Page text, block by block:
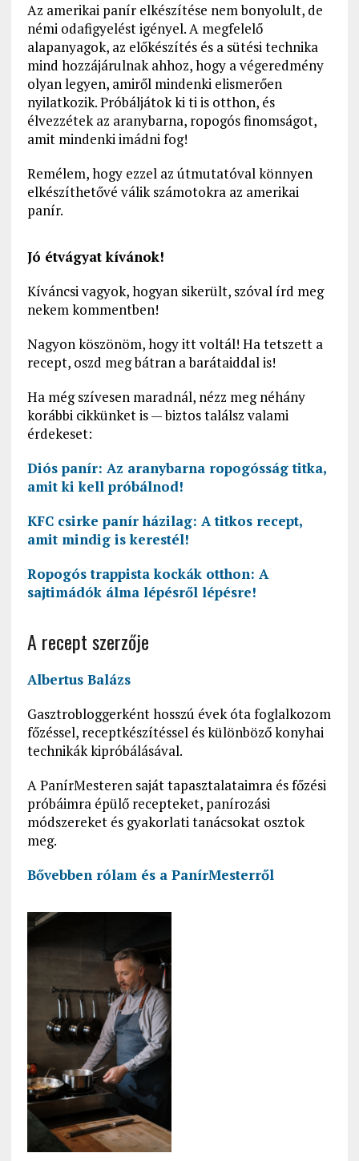
Az amerikai panír elkészítése nem bonyolult, de
némi odafigyelést igényel. A megfelelő
alapanyagok, az előkészítés és a sütési technika
mind hozzájárulnak ahhoz, hogy a végeredmény
olyan legyen, amiről mindenki elismerően
nyilatkozik. Próbáljátok ki ti is otthon, és
élvezzétek az aranybarna, ropogós finomságot,
amit mindenki imádni fog!
Remélem, hogy ezzel az útmutatóval könnyen
elkészíthetővé válik számotokra az amerikai
panír.
Jó étvágyat kívánok!
Kíváncsi vagyok, hogyan sikerült, szóval írd meg
nekem kommentben!
Nagyon köszönöm, hogy itt voltál! Ha tetszett a
recept, oszd meg bátran a barátaiddal is!
Ha még szívesen maradnál, nézz meg néhány
korábbi cikkünket is — biztos találsz valami
érdekeset:
Diós panír: Az aranybarna ropogósság titka,
amit ki kell próbálnod!
KFC csirke panír házilag: A titkos recept,
amit mindig is kerestél!
Ropogós trappista kockák otthon: A
sajtimádók álma lépésről lépésre!
A recept szerzője
Albertus Balázs
Gasztrobloggerként hosszú évek óta foglalkozom
főzéssel, receptkészítéssel és különböző konyhai
technikák kipróbálásával.
A PanírMesteren saját tapasztalataimra és főzési
próbáimra épülő recepteket, panírozási
módszereket és gyakorlati tanácsokat osztok
meg.
Bővebben rólam és a PanírMesterről